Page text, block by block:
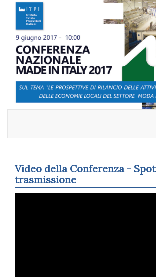
Video della Conferenza - Spot
trasmissione